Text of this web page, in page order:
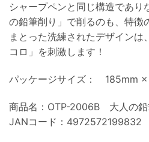
シャープペンと同じ構造であり
の鉛筆削り」で削るのも、特徴
まとった洗練されたデザイン
コロ」を刺激します！
パッケージサイズ： 185mm
商品名：OTP-2006B 大人
JANコード：4972572199832